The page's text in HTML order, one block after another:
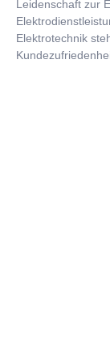
Leidenschaft zur
Elektrotechnik